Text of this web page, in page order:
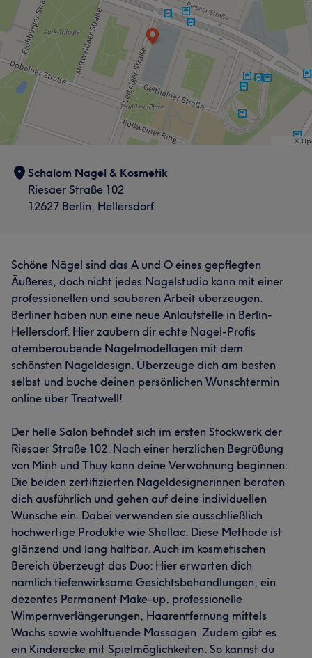
Was unsere Kunden über Thuy sagen
Professionell Freundlich 22 Gründlich 21
Sympathisch
Schalom Nagel & Kosmetik
Riesaer Straße 102
12627 Berlin, Hellersdorf
Schöne Nägel sind das A und O eines gepflegten
Äußeres, doch nicht jedes Nagelstudio kann mit einer
professionellen und sauberen Arbeit überzeugen.
Berliner haben nun eine neue Anlaufstelle in Berlin-
Hellersdorf. Hier zaubern dir echte Nagel-Profis
atemberaubende Nagelmodellagen mit dem
schönsten Nageldesign. Überzeuge dich am besten
selbst und buche deinen persönlichen Wunschtermin
online über Treatwell!
Der helle Salon befindet sich im ersten Stockwerk der
Riesaer Straße 102. Nach einer herzlichen Begrüßung
von Minh und Thuy kann deine Verwöhnung beginnen:
Die beiden zertifizierten Nageldesignerinnen beraten
dich ausführlich und gehen auf deine individuellen
Wünsche ein. Dabei verwenden sie ausschließlich
hochwertige Produkte wie Shellac. Diese Methode ist
glänzend und lang haltbar. Auch im kosmetischen
Bereich überzeugt das Duo: Hier erwarten dich
nämlich tiefenwirksame Gesichtsbehandlungen, ein
dezentes Permanent Make-up, professionelle
Wimpernverlängerungen, Haarentfernung mittels
Wachs sowie wohltuende Massagen. Zudem gibt es
ein Kinderecke mit Spielmöglichkeiten. So kannst du